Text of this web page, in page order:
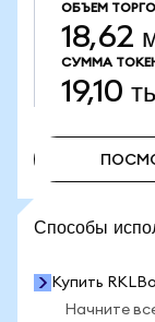
ОБЪЕМ
18,62
СУММА
19,10
Способы
Купить
Начните